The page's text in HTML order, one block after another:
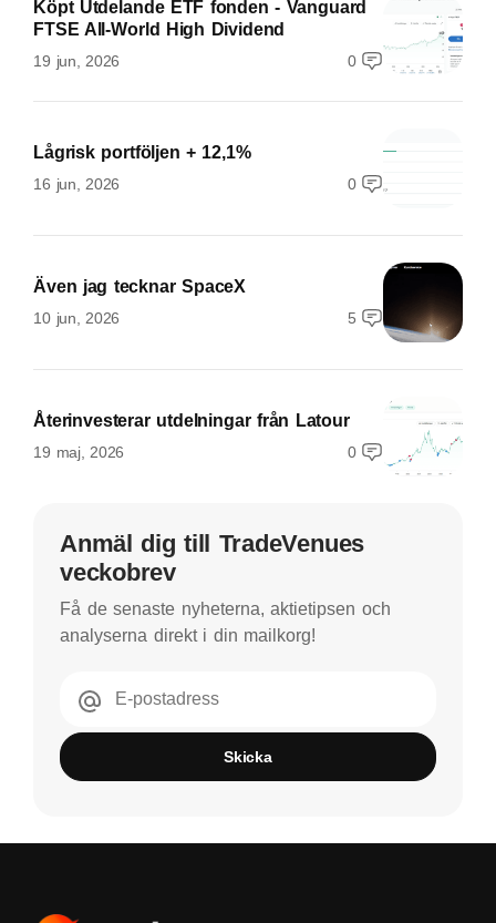
Köpt Utdelande ETF fonden - Vanguard
FTSE All-World High Dividend
19 jun, 2026 0
Lågrisk portföljen + 12,1%
16 jun, 2026 0
Även jag tecknar SpaceX
10 jun, 2026 5
Återinvesterar utdelningar från Latour
19 maj, 2026 0
Anmäl dig till TradeVenues
veckobrev
Få de senaste nyheterna, aktietipsen och
analyserna direkt i din mailkorg!
E-postadress
Skicka